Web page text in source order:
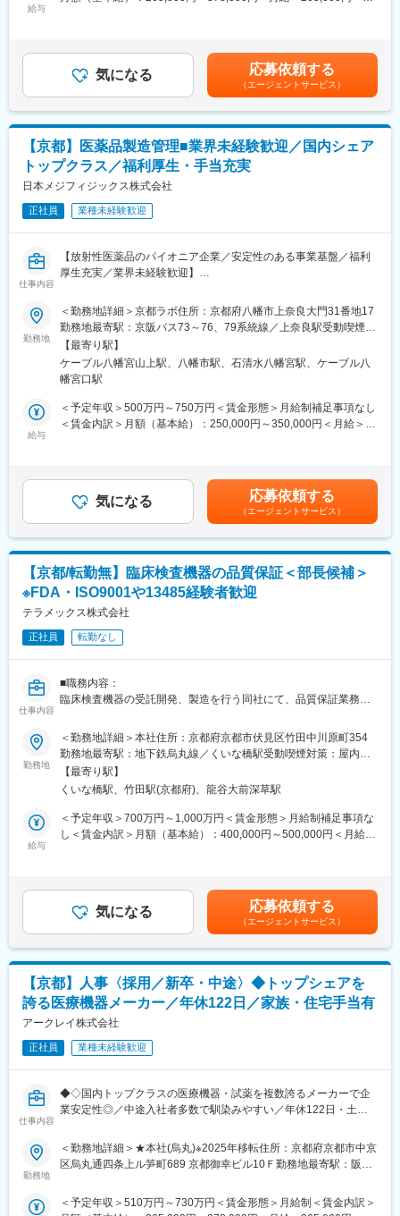
う変えるか」を考え実行できる点が大きな魅力です。
研修単体ではなく、
・グローバル人材育成
といったテーマに関われるため、人材開発の中核領域に携わりな
がら、戦略人事としてのキャリアを築ける環境です。
■組織構成：
現在5名体制です。
新入社員研修から既存社員向け教育・理念浸透施策まで幅広く担
当しています。
変更の範囲：会社の定める業務
・海外拠点薬事メンバー・開発メンバーと協力しながら、販売許
可取得の為の戦略・戦術の策定
・許可申請における関連資料の作成（開発資料を読み込み、英語
※各国の法的要求もクリアする必要があるため、日々の業務で幅広
い知識の習得や英語を使用した業務が発生します。
【入社後にお任せする業務】
これまでに実際に申請をしてきた製品の資料をもとに、新たな製
品の申請時に必要な資料や情報を考え、OJTによるサポートを受
けながら実際に関連資料の作成をしていただきます。
※多岐にわたる分野について学んでいただく必要がありますが、ご
経験のない方でも１からサポートし、専門的なスキルを身につけ
ることができる環境が整っています。
＜薬事申請とは＞
新しい医薬品や医療機器を市場に出す際に、国の規制当局に対し
て、公的文書を作成・申請する作業であり、欠かせない作業で
す。
・自社で作られた製品は全て、薬事チームが申請した国でしか売
ることができないため、会社のビジネスの根幹にもなり得るミッ
・希望があれば短期～中長期の海外拠点への赴任もチャレンジす
ることが可能です。実際に自分の足で現地を訪れ、新たな知識を
吸収することで、申請業務の加速化の一躍を担うことができま
す。
■組織構成：
チームは現在11名体制
※チームメンバーのバックグラウンドとして、薬事経験のなかった
メンバーも在籍・活躍しています。
給与
の負担は御座います。実費負担となります。礼金が15万（単
身）、25万（家族帯同）、仲介手数料家賃1ヶ月分も会社負担と
なります。賃金はあくまでも目安の金額であり、選考を通じて上
下する可能性があります。月給(月額)は固定手当を含めた表記で
す。
気になる 応募依頼する
（エージェントサービス）
【京都】医薬品製造管理■業界未経験歓迎／国内シェア
トップクラス／福利厚生・手当充実
日本メジフィジックス株式会社
正社員 業種未経験歓迎
仕事内容
【放射性医薬品のパイオニア企業／安定性のある事業基盤／福利
厚生充実／業界未経験歓迎】
■職務内容
以下業務をご担当頂きます。ご入社後はOJT形式で先輩社員が付
き添いながら機械操作や医薬品製造業務をレクチャー致します。
・放射性医薬品の製造（製造作業だけでなく管理業務、開発業務
を含む）
・製造管理（文書管理・データとりまとめ・作業者教育・管理報
告書の作成等）
■働き方補足：
下記いずれかパターンの勤務時間で1勤務1週間ごと（1シフト/1週
間単位）のローテーション勤務となります。
11:30、3:30～12:00、17:00～翌1:30、5:30～14:00、8:00～
16:30、6:30～15:00、7:15～15:45
※シフトに関する補足事項
出荷時間/作業内容の変更に伴い、業務上シフトがごくまれに変更
となる場合がございます。
■キャリアパスなど：
将来的には、リーダーとしてチーム体制を構築するなどマネジメ
ントを担って頂けることを期待しております。また、資格取得支
援や個々の経験や強み弱みを振り返り、本人の適性や意欲、キャ
ャリアプランに合わせた環境を提供する制度もあります。
■やりがい：
出荷された薬は、その日の内に患者さんに投与され検査が行われ
に大きな影響を及ぼします。質の高い製品を作ることができれ
ば、より多くの方が救われることになる、大きなやりがいを感じ
主な事業分野であるSPECT・PETと呼ばれる核医学検査は、生体
内の微妙な変化をとらえて画像化する「分子イメージング」とい
う技術であり、医療課題の克服に幅広く力を発揮できる可能性が
あります。特にPET検査はがん診療になくてはならないツールと
なりましたが、当社は2005年に国内初のPET検査用放射性医薬品
の承認を取得し、現在は全国11か所の製造拠点のもと安定供給体
制を整えております。
変更の範囲：会社の定める業務
勤務地
＜勤務地詳細＞京都ラボ住所：京都府八幡市上奈良大門31番地17
勤務地最寄駅：京阪バス73～76、79系統線／上奈良駅受動喫煙対
策：敷地内全面禁煙変更の範囲：会社の定める事業所
【最寄り駅】
ケーブル八幡宮山上駅、八幡市駅、石清水八幡宮駅、ケーブル八
幡宮口駅
給与
＜予定年収＞500万円～750万円＜賃金形態＞月給制補足事項なし
＜賃金内訳＞月額（基本給）：250,000円～350,000円＜月給＞
績のターゲット100％達成の場合支給■昇給：年1回賃金はあくま
でも目安の金額であり、選考を通じて上下する可能性がありま
す。月給(月額)は固定手当を含めた表記です。
気になる 応募依頼する
（エージェントサービス）
【京都/転勤無】臨床検査機器の品質保証＜部長候補＞
※FDA・ISO9001や13485経験者歓迎
テラメックス株式会社
正社員 転勤なし
仕事内容
■職務内容：
臨床検査機器の受託開発、製造を行う同社にて、品質保証業務を
・ISO／QMSに沿った社内の仕組みや関連文書の維持管理
・FDAへの対応
・内部監査の実施、外部監査の対応
・国内海外の関連法制等の調査と社内の仕組みへの反映
☆クレーム対応はありますが、全体業務の１～２割程度です。ま
た、窓口は別部門になりますので、直接顧客と相対する必要はあ
品質保証部はメンバー4名、部長、課長で構成されています。
の責任のもと協力会社で量産化までを担当します。
■臨床検査とは：
患者から採取した血液や尿、便、細胞などを調べる「検体検査」
と、心電図や脳波など患者を直接調べる「生理機能検査」の2つに
大きく分けられ、それらを総称して臨床検査といいます。体の発
するサインを検査を通して把握し、病気の原因の追求を行うこと
が臨床検査の需要な役割です。それだけでなく、治療の方針を決
める大きな手助けにもなります。
当社は社員の心身の健康に寄り添う経営を行う企業に与えられる
「健康経営優良企業」に認定されています。また、2024年には子
がほとんどの当社では、「社員が技術向上に向けて業務に打ち込
勤務地
＜勤務地詳細＞本社住所：京都府京都市伏見区竹田中川原町354
勤務地最寄駅：地下鉄烏丸線／くいな橋駅受動喫煙対策：屋内全
面禁煙
【最寄り駅】
くいな橋駅、竹田駅(京都府)、龍谷大前深草駅
給与
＜予定年収＞700万円～1,000万円＜賃金形態＞月給制補足事項な
し＜賃金内訳＞月額（基本給）：400,000円～500,000円＜月給＞
す。賃金はあくまでも目安の金額であり、選考を通じて上下する
可能性があります。月給(月額)は固定手当を含めた表記です。
気になる 応募依頼する
（エージェントサービス）
【京都】人事〈採用／新卒・中途〉◆トップシェアを
誇る医療機器メーカー／年休122日／家族・住宅手当有
アークレイ株式会社
正社員 業種未経験歓迎
仕事内容
◆◇国内トップクラスの医療機器・試薬を複数誇るメーカーで企
業安定性◎／中途入社者多数で馴染みやすい／年休122日・土日
ローバルに活躍中◆◇
組織づくりの中核を担うポジションです。
勤務地
＜勤務地詳細＞★本社(烏丸)※2025年移転住所：京都府京都市中京
区烏丸通四条上ル笋町689 京都御幸ビル10Ｆ勤務地最寄駅：阪急
定める事業所
＜予定年収＞510万円～730万円＜賃金形態＞月給制＜賃金内訳＞